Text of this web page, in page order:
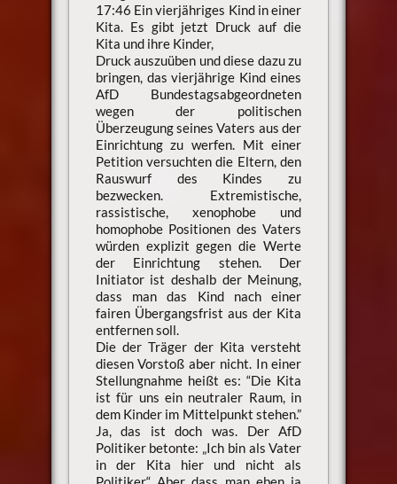
17:46 Ein vierjähriges Kind in einer
Kita. Es gibt jetzt Druck auf die
Kita und ihre Kinder,
Druck auszuüben und diese dazu zu
bringen, das vierjährige Kind eines
AfD Bundestagsabgeordneten
wegen der politischen
Überzeugung seines Vaters aus der
Einrichtung zu werfen. Mit einer
Petition versuchten die Eltern, den
Rauswurf des Kindes zu
bezwecken. Extremistische,
rassistische, xenophobe und
homophobe Positionen des Vaters
würden explizit gegen die Werte
der Einrichtung stehen. Der
Initiator ist deshalb der Meinung,
dass man das Kind nach einer
fairen Übergangsfrist aus der Kita
entfernen soll.
Die der Träger der Kita versteht
diesen Vorstoß aber nicht. In einer
Stellungnahme heißt es: “Die Kita
ist für uns ein neutraler Raum, in
dem Kinder im Mittelpunkt stehen.”
Ja, das ist doch was. Der AfD
Politiker betonte: „Ich bin als Vater
in der Kita hier und nicht als